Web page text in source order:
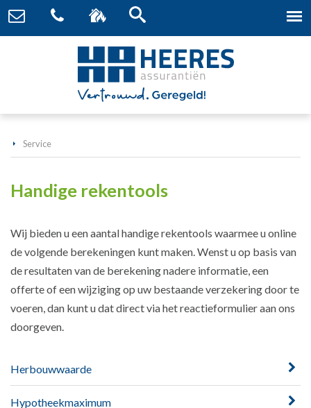
Service
Handige rekentools
Wij bieden u een aantal handige rekentools waarmee u online
de volgende berekeningen kunt maken. Wenst u op basis van
de resultaten van de berekening nadere informatie, een
offerte of een wijziging op uw bestaande verzekering door te
voeren, dan kunt u dat direct via het reactieformulier aan ons
doorgeven.
Herbouwwaarde
Hypotheekmaximum